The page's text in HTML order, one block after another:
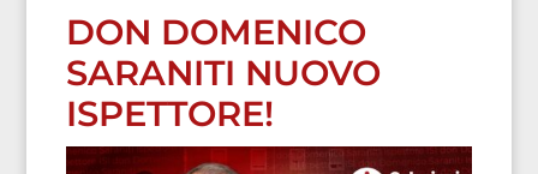
DON DOMENICO
SARANITI NUOVO
ISPETTORE!